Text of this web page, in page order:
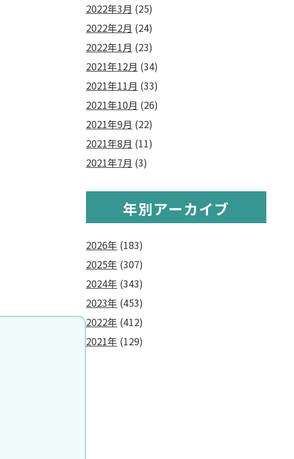
2022年3月 (25)
2022年2月 (24)
2022年1月 (23)
2021年12月 (34)
2021年11月 (33)
2021年10月 (26)
2021年9月 (22)
2021年8月 (11)
2021年7月 (3)
年別アーカイブ
2026年 (183)
2025年 (307)
2024年 (343)
2023年 (453)
2022年 (412)
2021年 (129)